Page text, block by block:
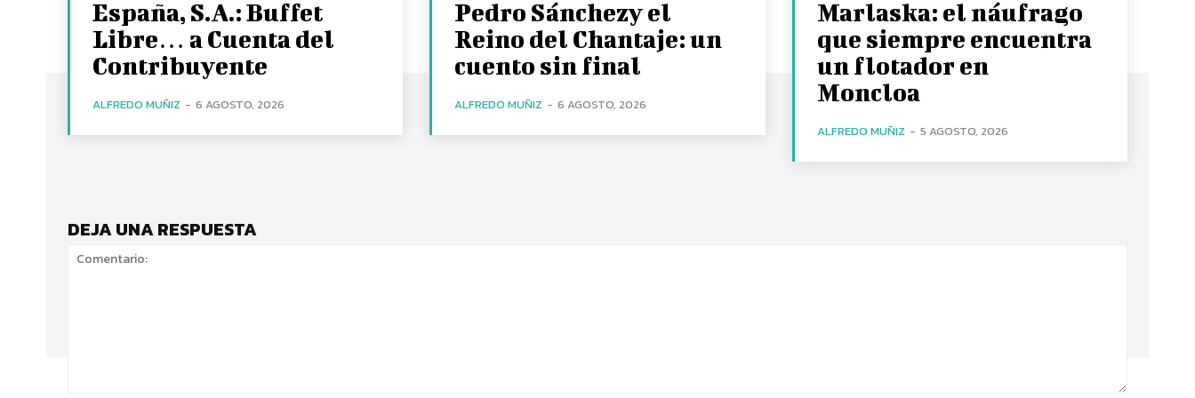
España, S.A.: Buffet
Libre… a Cuenta del
Contribuyente
ALFREDO MUÑIZ - 6 AGOSTO, 2026
Pedro Sánchezy el
Reino del Chantaje: un
cuento sin final
ALFREDO MUÑIZ - 6 AGOSTO, 2026
Marlaska: el náufrago
que siempre encuentra
un flotador en
Moncloa
ALFREDO MUÑIZ - 5 AGOSTO, 2026
DEJA UNA RESPUESTA